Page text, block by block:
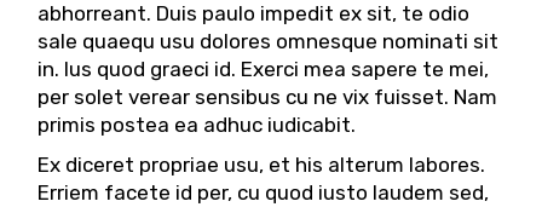
abhorreant. Duis paulo impedit ex sit, te odio
sale quaequ usu dolores omnesque nominati sit
in. Ius quod graeci id. Exerci mea sapere te mei,
per solet verear sensibus cu ne vix fuisset. Nam
primis postea ea adhuc iudicabit.
Ex diceret propriae usu, et his alterum labores.
Erriem facete id per, cu quod iusto laudem sed,